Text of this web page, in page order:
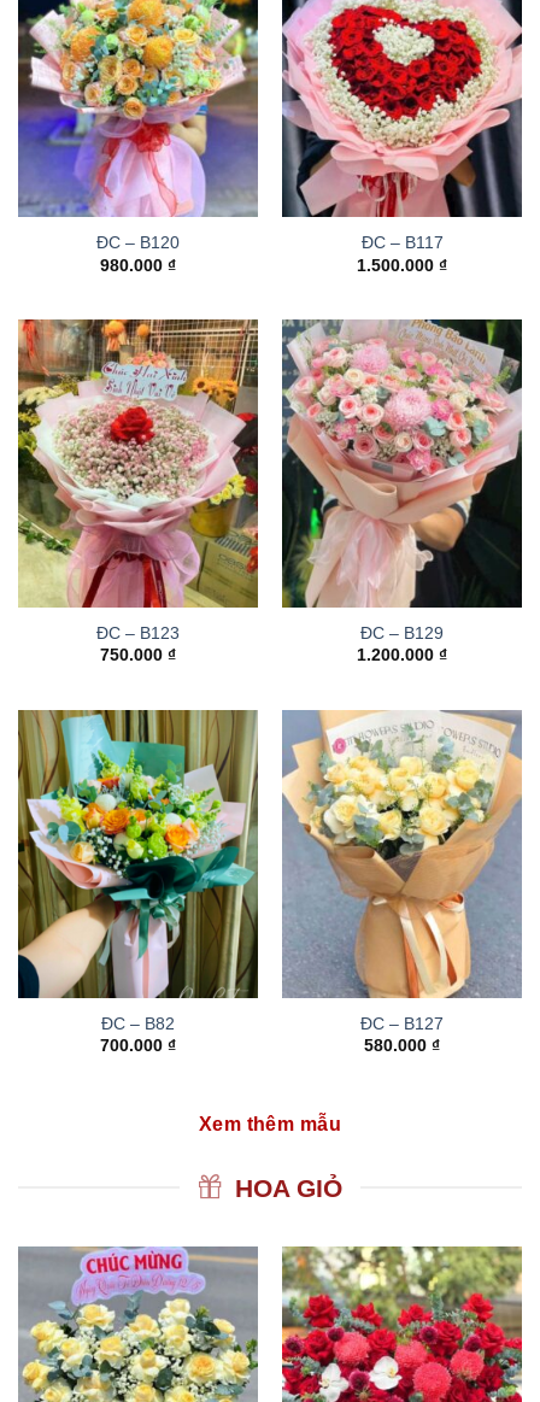
ĐC – B120
980.000 ₫
ĐC – B117
1.500.000 ₫
ĐC – B123
750.000 ₫
ĐC – B129
1.200.000 ₫
ĐC – B82
700.000 ₫
ĐC – B127
580.000 ₫
Xem thêm mẫu
HOA GIỎ